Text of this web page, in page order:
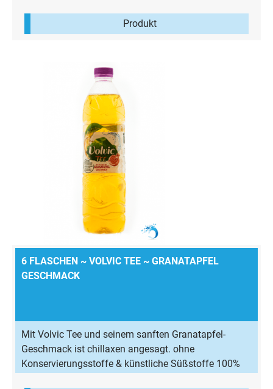
Kontrollen des SGS INSTITUT FRESENIUS
Vereinfachtes Öffnen Der Komfort-Deckel mit
Produkt
6 FLASCHEN ~ VOLVIC TEE ~ GRANATAPFEL
GESCHMACK
Mit Volvic Tee und seinem sanften Granatapfel-
Geschmack ist chillaxen angesagt. ohne
Konservierungsstoffe & künstliche Süßstoffe 100%